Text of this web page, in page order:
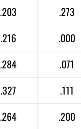
.203 .273
.216 .000
.284 .071
.327 .111
.264 .200